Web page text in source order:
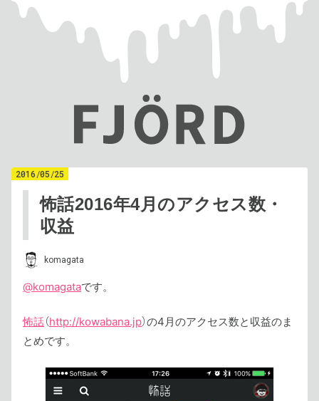
怖話2016年4月のアクセス数・
収益
2016/05/25
komagata
@komagataです。
怖話（http://kowabana.jp）の4月のアクセス数と収益のま
とめです。